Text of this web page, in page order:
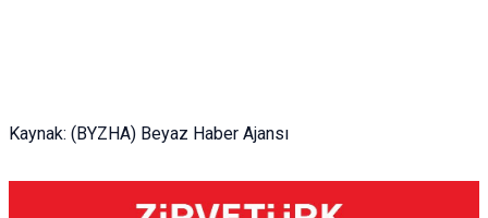
Kaynak: (BYZHA) Beyaz Haber Ajansı